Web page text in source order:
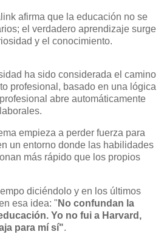
afirma que la educación no se
el verdadero aprendizaje surge
y el conocimiento.
ha sido considerada el camino
profesional, basado en una lógica
abre automáticamente
empieza a perder fuerza para
un entorno donde las habilidades
más rápido que los propios
diciéndolo y en los últimos
esa idea: " No confundan la
Yo no fui a Harvard,
para mí sí".